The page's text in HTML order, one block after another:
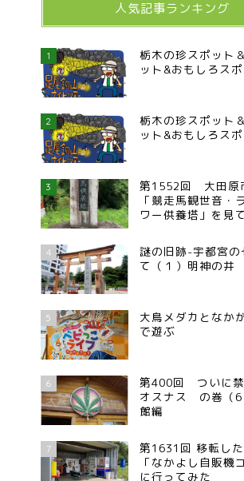
人気記事ランキング
1
栃木の珍スポット
ット&おもしろス
2
栃木の珍スポット
ット&おもしろス
3
第1552回 大田原
「競走馬観世音・
ワー供養塔」を見
4
謎の旧跡-宇都宮の
て（１）明神の井
5
大鳥メダカとなか
で遊ぶ
6
第400回 ついに
オスナス の巻（6
館編
7
第1631回 移転し
「なかよし自販機
に行ってみた